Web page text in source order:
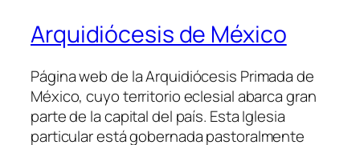
Arquidiócesis de México
Página web de la Arquidiócesis Primada de
México, cuyo territorio eclesial abarca gran
parte de la capital del país. Esta Iglesia
particular está gobernada pastoralmente